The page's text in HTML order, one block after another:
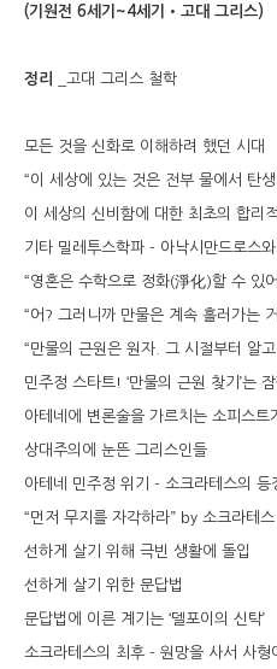
(기원전 6세기~4세기•고대 그리스)
정리 _고대 그리스 철학
모든 것을 신화로 이해하려 했던 시대
“이 세상에 있는 것은 전부 물에서 탄
이 세상의 신비함에 대한 최초의 합리
기타 밀레투스학파 - 아낙시만드로스와
“영혼은 수학으로 정화(淨化)할 수 있
“어? 그러니까 만물은 계속 흘러가는
“만물의 근원은 원자. 그 시절부터 알
민주정 스타트! ‘만물의 근원 찾기’는
아테네에 변론술을 가르치는 소피스트
상대주의에 눈뜬 그리스인들
아테네 민주정 위기 - 소크라테스의 등
“먼저 무지를 자각하라” by 소크라테스
선하게 살기 위해 극빈 생활에 돌입
선하게 살기 위한 문답법
문답법에 이른 계기는 ‘델포이의 신탁’
소크라테스의 최후 - 원망을 사서 사형